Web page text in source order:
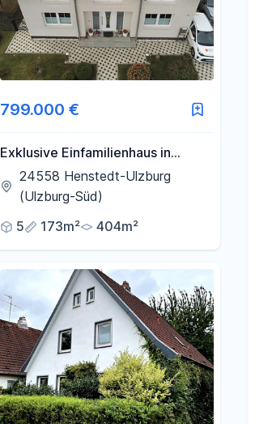
799.000 €
Exklusive Einfamilienhaus in
Henstedt-Ulzburg Top Lage
24558 Henstedt-Ulzburg
(Ulzburg-Süd)
5
173m² 404m²